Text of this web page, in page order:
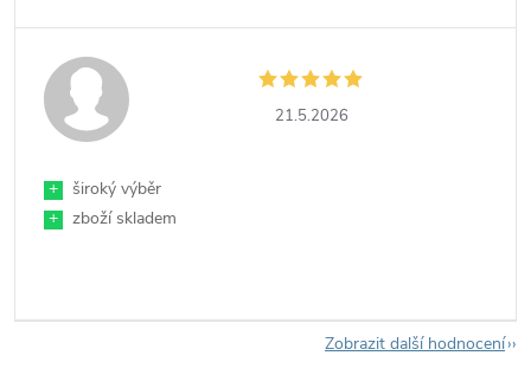
21.5.2026
+
široký výběr
+
zboží skladem
Zobrazit další hodnocení